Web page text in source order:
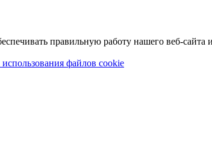
правильную работу нашего веб-сайта
файлов cookie